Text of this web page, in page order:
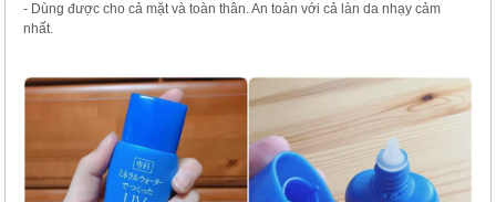
- Dùng được cho cả mặt và toàn thân. An toàn với cả làn da nhạy cảm
nhất.